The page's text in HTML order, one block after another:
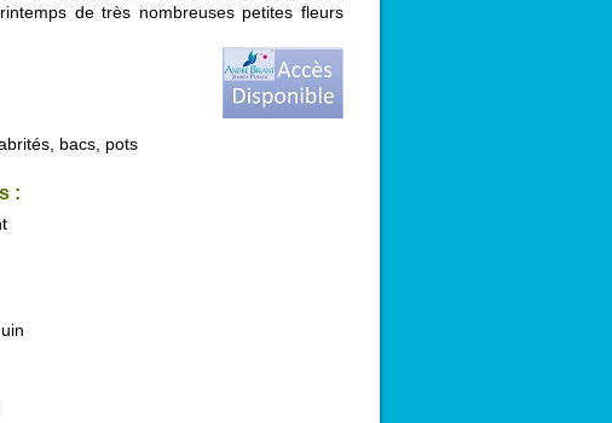
de très nombreuses petites fleurs
bacs, pots
: